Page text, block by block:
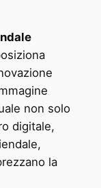
non solo
digitale,
la